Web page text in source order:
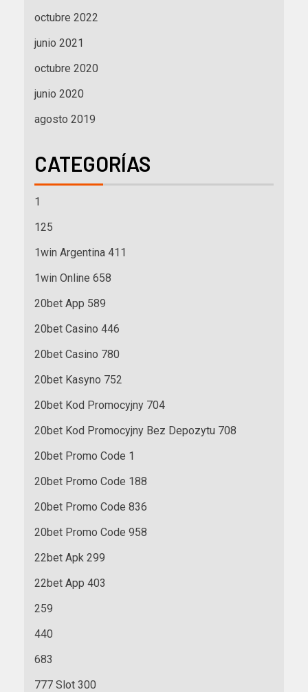
octubre 2022
junio 2021
octubre 2020
junio 2020
agosto 2019
CATEGORÍAS
1
125
1win Argentina 411
1win Online 658
20bet App 589
20bet Casino 446
20bet Casino 780
20bet Kasyno 752
20bet Kod Promocyjny 704
20bet Kod Promocyjny Bez Depozytu 708
20bet Promo Code 1
20bet Promo Code 188
20bet Promo Code 836
20bet Promo Code 958
22bet Apk 299
22bet App 403
259
440
683
777 Slot 300